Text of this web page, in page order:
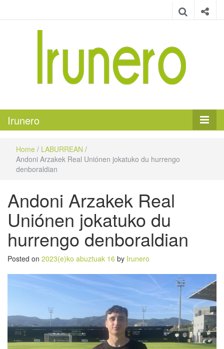
Irunero
Home / LABURREAN /
Andoni Arzakek Real Uniónen jokatuko du hurrengo
denboraldian
Andoni Arzakek Real
Uniónen jokatuko du
hurrengo denboraldian
Posted on 2023(e)ko abuztuak 16 by Irunero